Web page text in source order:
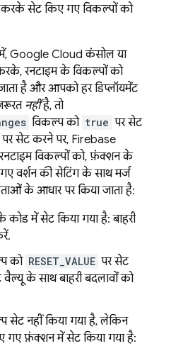
करके सेट किए गए विकल्पों को
Google Cloud कंसोल या
रनटाइम के विकल्पों को
है और आपको हर डिप्लॉयमेंट
नहींहै, तो
विकल्प को true पर सेट
पर सेट करने पर, Firebase
विकल्पों को, फ़ंक्शन के
वर्शन की सेटिंग के साथ मर्ज
के आधार पर किया जाता है:
में सेट किया गया है: बाहरी
को RESET_VALUE पर सेट
वैल्यू के साथ बाहरी बदलावों को
नहीं किया गया है, लेकिन
गए फ़ंक्शन में सेट किया गया है: